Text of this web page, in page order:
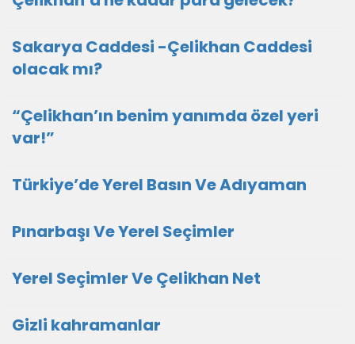
Sakarya Caddesi -Çelikhan Caddesi
olacak mı?
“Çelikhan’ın benim yanımda özel yeri
var!”
Türkiye’de Yerel Basın Ve Adıyaman
Pınarbaşı Ve Yerel Seçimler
Yerel Seçimler Ve Çelikhan Net
Gizli kahramanlar